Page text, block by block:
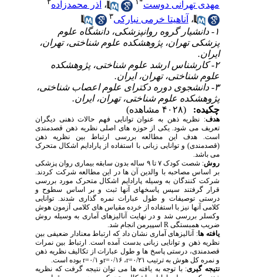
مهدی تهرانی دوست
،آذر محمدزاده
،آناهیتا خرمی نبارکی
۱- دانشیار گروه روانپزشکی، دانشگاه علوم
پزشکی تهران، پژوهشکده علوم شناختی، تهران،
ایران.
۲- کارشناس ارشد علوم شناختی، پژوهشکده
علوم شناختی، تهران، ایران.
۳- دانشجوی دوره دکترای علوم اعصاب شناختی،
پژوهشکده علوم شناختی، تهران، ایران.
چکیده:
هدف: نظریه ذهن به عنوان توانایی فهم حالات ذهنی دیگران
تعریف می شود. یکی از حوزه های اصلی نظریه ذهن قصدمندی
است. هدف این مطالعه بررسی ارتباط بین نظریه ذهن
(قصدمندی) و توانایی زبانی با استفاده از پارادایم اشکال متحرک
می باشد.
روش
: شصت کودک ۷ تا ۹ ساله بدون سابقه بیماری روان پزشکی
بر اساس مصاحبه با والدین آن ها در این مطالعه شرکت کردند.
شرکت کنندگان به وسیله پارادایم اشکال متحرک مورد بررسی
قرار گرفتند سپس پاسخهای آنها ثبت و بر اساس سطوح و
درستی توصیفات و طول عبارات نمره گذاری شدند. توانایی
کلامی آنها نیز با استفاده از خرده مقیاس های کلامی آزمون هوش
وکسلر بررسی شد و در نهایت آنالیزهای آماری به وسیله روش
ضریب همبستگیR اسپیرمن انجام شد.
یافته ها : آنالیزهای آماری نشان داد که ارتباط معنادار ضعیفی بین
نظریه ذهن و توانایی زبانی بدست آمده است. ارتباط بین نمرات
قصدمندی، درستی پاسخ ها و طول عبارات از تکالیف نظریه ذهن
و نمره کل هوش به ترتیبr=۰/۲۱،r=۰/۱۶وr=۰/۱بوده است.
نتیجه گیری: با توجه به یافته ها می توان نتیجه گرفت که نظریه